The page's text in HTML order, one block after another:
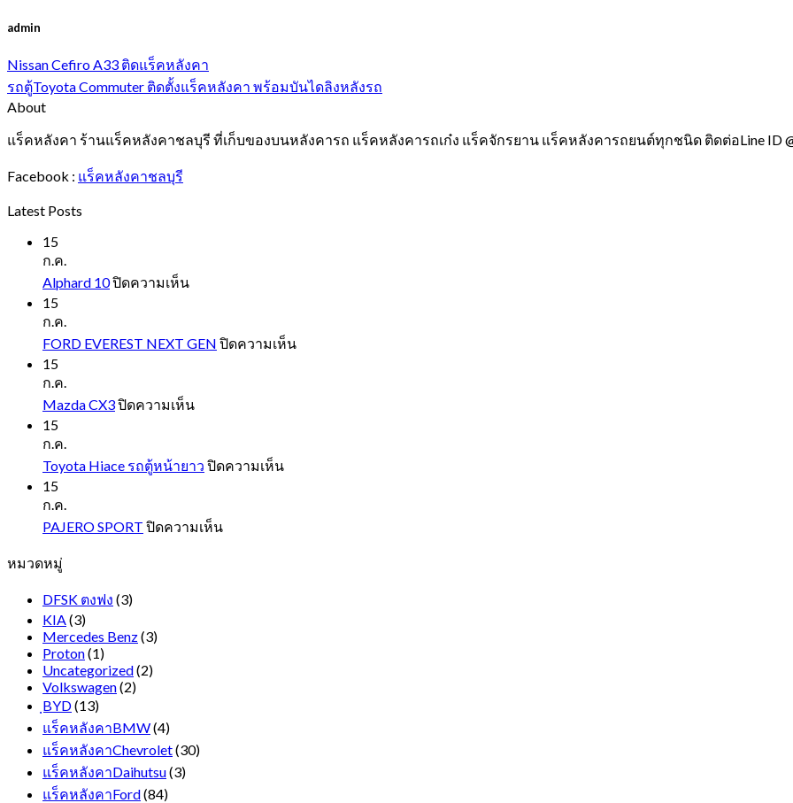
admin
Nissan Cefiro A33 ติดแร็คหลังคา
รถตู้Toyota Commuter ติดตั้งแร็คหลังคา พร้อมบันไดลิงหลังรถ
About
แร็คหลังคา ร้านแร็คหลังคาชลบุรี ที่เก็บของบนหลังคารถ แร็คหลังคารถเก๋ง แร็คจักรยาน แร็คหลังคารถยนต์ทุกชนิด ติดต่อLine ID
Facebook : แร็คหลังคาชลบุรี
Latest Posts
15
ก.ค.
Alphard 10ปิดความเห็นบน
15
ก.ค.
FORD EVEREST NEXT GEN ปิดความเห็นบน
15
ก.ค.
Mazda CX3ปิดความเห็นบน
15
ก.ค.
Toyota Hiace รถตู้หน้ายาว ปิดความเห็นบน
15
ก.ค.
PAJERO SPORT ปิดความเห็นบน
หมวดหมู่
DFSK ตงฟง (3)
KIA(3)
Mercedes Benz(3)
Proton(1)
Uncategorized(2)
Volkswagen(2)
ฺBYD(13)
แร็คหลังคาBMW(4)
แร็คหลังคาChevrolet(30)
แร็คหลังคาDaihutsu(3)
แร็คหลังคาFord(84)